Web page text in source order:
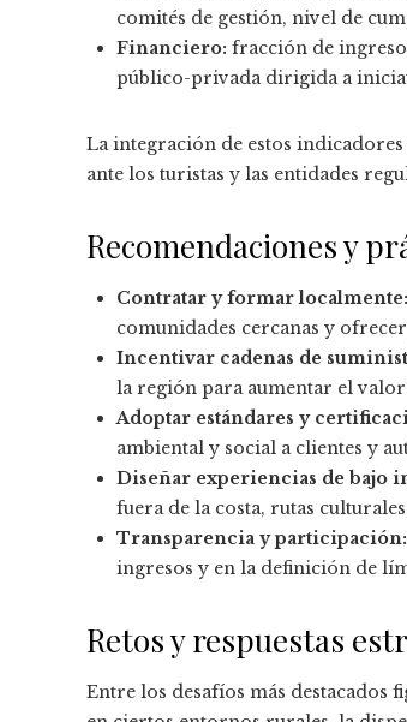
comités de gestión, nivel de
Financiero: fracción de
público-privada dirigida a
La integración de estos
ante los turistas y las entidades
Recomendaciones y
Contratar y formar localmente:
comunidades cercanas y
Incentivar cadenas de
la región para aumentar el
Adoptar estándares y
ambiental y social a clientes y
Diseñar experiencias de bajo
fuera de la costa, rutas
Transparencia y participación:
ingresos y en la definición de
Retos y respuestas
Entre los desafíos más destacados